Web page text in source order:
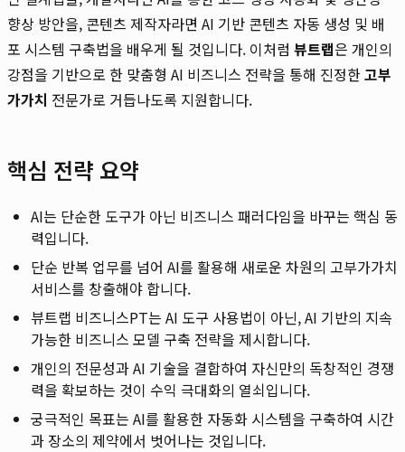
향상 방안을, 콘텐츠 제작자라면 AI 기반 콘텐츠 자동 생성 및 배
포 시스템 구축법을 배우게 될 것입니다. 이처럼 뷰트랩은 개인의
강점을 기반으로 한 맞춤형 AI 비즈니스 전략을 통해 진정한고부
가가치 전문가로 거듭나도록 지원합니다.
핵심 전략 요약
AI는 단순한 도구가 아닌 비즈니스 패러다임을 바꾸는 핵심 동
력입니다.
단순 반복 업무를 넘어 AI를 활용해 새로운 차원의 고부가가치
서비스를 창출해야 합니다.
뷰트랩 비즈니스PT는 AI 도구 사용법이 아닌, AI 기반의 지속
가능한 비즈니스 모델 구축 전략을 제시합니다.
개인의 전문성과 AI 기술을 결합하여 자신만의 독창적인 경쟁
력을 확보하는 것이 수익 극대화의 열쇠입니다.
궁극적인 목표는 AI를 활용한 자동화 시스템을 구축하여 시간
과 장소의 제약에서 벗어나는 것입니다.